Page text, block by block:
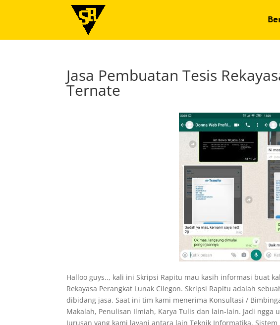
Jasa Pembuatan Tesis
Ternate
Halloo guys.., kali ini Skripsi Rapitu mau kasih informasi buat
Rekayasa Perangkat Lunak Cilegon. Skripsi Rapitu adalah
dibidang jasa. Saat ini tim kami menerima Konsultasi /
Makalah, Penulisan Ilmiah, Karya Tulis dan lain-lain. Jadi ngga
Jurusan yang kami layani antara lain Teknik Informatika,